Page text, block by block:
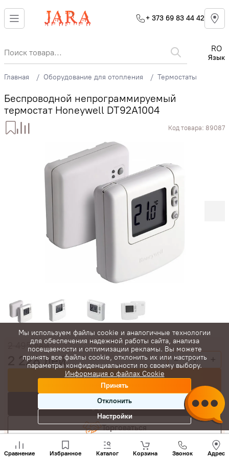
+ 373 69 83 44 42
RO
Язык
Главная Оборудование для отопления Термостаты
Беспроводной непрограммируемый
термостат Honeywell DT92A1004
Код товара: 89087
2 495лей
2 228лей - +
Купить сейчас
В корзину
Сравнение Избранное Каталог Корзина Звонок Адрес
нам
+(373)
Мы используем файлы cookie и аналогичные технологии
для обеспечения надежной работы сайта, анализа
посещаемости и оптимизации рекламы. Вы можете
принять все файлы cookie, отклонить их или настроить
параметры конфиденциальности по своему выбору.
Информация о файлах Cookie
Принять
Отклонить
Настройки